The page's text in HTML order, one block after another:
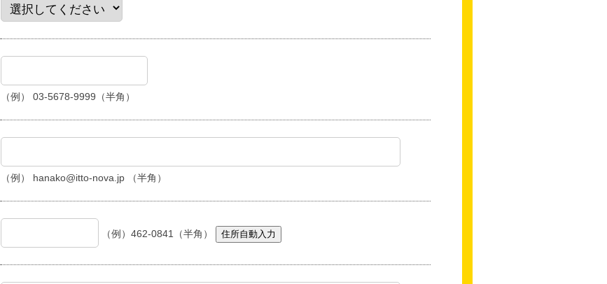
（例） 03-5678-9999（半角）
（例） hanako@itto-nova.jp （半角）
（例）462-0841（半角） 住所自動入力